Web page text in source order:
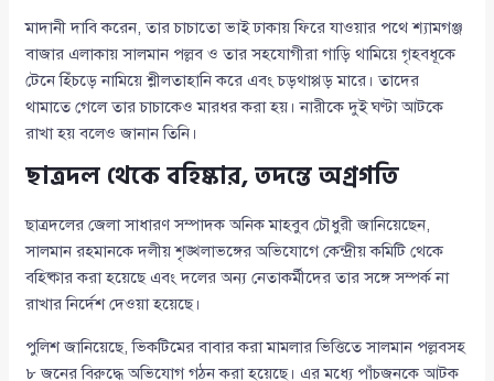
মাদানী দাবি করেন, তার চাচাতো ভাই ঢাকায় ফিরে যাওয়ার পথে শ্যামগঞ্জ
বাজার এলাকায় সালমান পল্লব ও তার সহযোগীরা গাড়ি থামিয়ে গৃহবধূকে
টেনে হিঁচড়ে নামিয়ে শ্লীলতাহানি করে এবং চড়থাপ্পড় মারে। তাদের
থামাতে গেলে তার চাচাকেও মারধর করা হয়। নারীকে দুই ঘণ্টা আটকে
রাখা হয় বলেও জানান তিনি।
ছাত্রদল থেকে বহিষ্কার, তদন্তে অগ্রগতি
ছাত্রদলের জেলা সাধারণ সম্পাদক অনিক মাহবুব চৌধুরী জানিয়েছেন,
সালমান রহমানকে দলীয় শৃঙ্খলাভঙ্গের অভিযোগে কেন্দ্রীয় কমিটি থেকে
বহিষ্কার করা হয়েছে এবং দলের অন্য নেতাকর্মীদের তার সঙ্গে সম্পর্ক না
রাখার নির্দেশ দেওয়া হয়েছে।
পুলিশ জানিয়েছে, ভিকটিমের বাবার করা মামলার ভিত্তিতে সালমান পল্লবসহ
৮ জনের বিরুদ্ধে অভিযোগ গঠন করা হয়েছে। এর মধ্যে পাঁচজনকে আটক